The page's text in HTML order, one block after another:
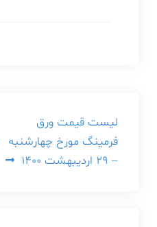
راهبری
نوشته
لیست قیمت ورق
فرمینگ مورخ چهارشنبه
– ۲۹ اردیبهشت ۱۴۰۰